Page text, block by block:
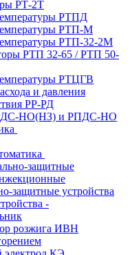
РТ-2Т
РТПД
РТП-M
РТП-32-2М
РТП 32-65 / РТП 50-
РТЦГВ
и давления
РР-РД
РДС-НО(НЗ) и РПДС-НО
защитные
защитные устройства
-
розжига ИВН